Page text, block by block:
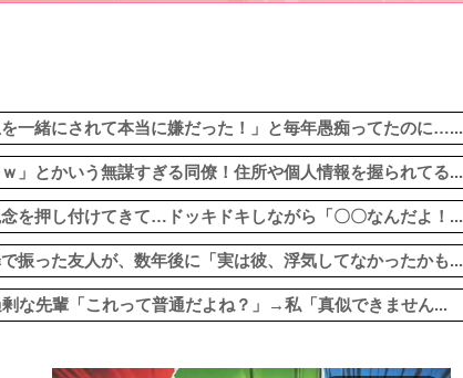
輩「これって普通だよね...
あるよね。犯罪者にはもっ...
がハーフに見えない！」両...
てしまった模様
絵師「このイラス
「『きれいに書き
一緒にされて本当に嫌だった！」と毎年愚痴ってたのに…...
」とかいう無謀すぎる同僚！住所や個人情報を握られてる...
を押し付けてきて…ドッキドキしながら「〇〇なんだよ！...
振った友人が、数年後に「実は彼、浮気してなかったかも...
な先輩「これって普通だよね？」→私「真似できません...